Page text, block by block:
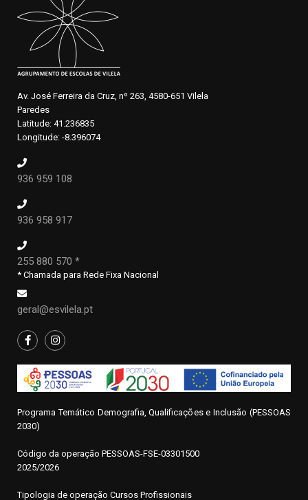
Av. José Ferreira da Cruz, nº 263, 4580-651 Vilela
Paredes
Latitude: 41.236835
Longitude: -8.396074
936 959 108
936 958 917
255 880 570 *
* Chamada para Rede Fixa Nacional
geral@esvilela.pt
Programa Temático Demografia, Qualificações e Inclusão (PESSOAS
2030)
Código da operação PESSOAS-FSE-03301500
2025/2026
Tipologia de operação Cursos Profissionais